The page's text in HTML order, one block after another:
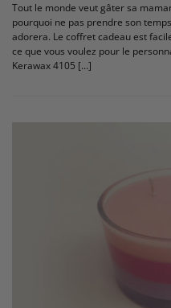
Tout le monde veut gâter sa
pourquoi ne pas prendre son
adorera. Le coffret cadeau est
ce que vous voulez pour le
Kerawax 4105 […]